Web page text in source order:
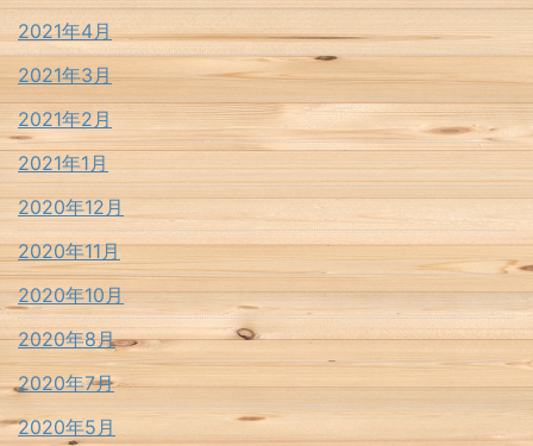
2021年4月
2021年3月
2021年2月
2021年1月
2020年12月
2020年11月
2020年10月
2020年8月
2020年7月
2020年5月